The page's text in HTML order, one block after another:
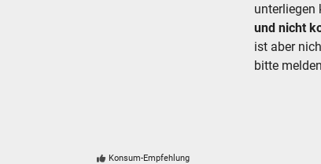
unterliegen
und nicht
ist aber
bitte
Konsum-Empfehlung